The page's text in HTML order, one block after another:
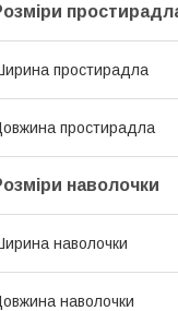
простирадла
простирадла
наволочки
наволочки
наволочки